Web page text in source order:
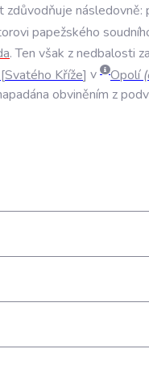
zdůvodňuje následovně:
papežského
.Ten však znedbalosti
Svatého Kříže v Opolí(
obviněním z